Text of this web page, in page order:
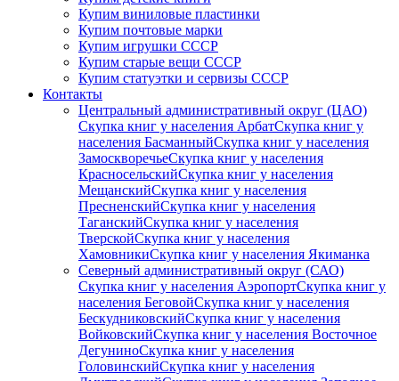
Купим виниловые пластинки
Купим почтовые марки
Купим игрушки СССР
Купим старые вещи СССР
Купим статуэтки и сервизы СССР
Контакты
Центральный административный округ (ЦАО)
Скупка книг у населения АрбатСкупка книг у
населения БасманныйСкупка книг у населения
ЗамоскворечьеСкупка книг у населения
КрасносельскийСкупка книг у населения
МещанскийСкупка книг у населения
ПресненскийСкупка книг у населения
ТаганскийСкупка книг у населения
ТверскойСкупка книг у населения
ХамовникиСкупка книг у населения Якиманка
Северный административный округ (САО)
Скупка книг у населения АэропортСкупка книг у
населения БеговойСкупка книг у населения
БескудниковскийСкупка книг у населения
ВойковскийСкупка книг у населения Восточное
ДегуниноСкупка книг у населения
ГоловинскийСкупка книг у населения